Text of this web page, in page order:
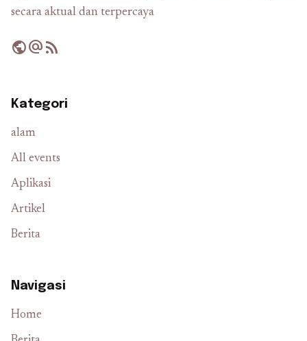
secara aktual dan terpercaya
publicalternate_emailrss_feed
Kategori
alam
All events
Aplikasi
Artikel
Berita
Navigasi
Home